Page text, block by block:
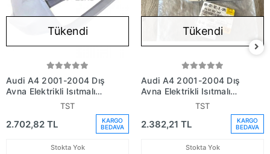
Tükendi
Audi A4 2001-2004 Dış
Ayna Elektrikli Isıtmalı
Astarlı Sağ (Oem No:
TST
2.702,82 TL
KARGO
BEDAVA
Stokta Yok
Tükendi
Audi A4 2001-2004 Dış
Ayna Elektrikli Isıtmalı
Astarlı Sol (Oem No:
TST
2.382,21 TL
KARGO
BEDAVA
Stokta Yok